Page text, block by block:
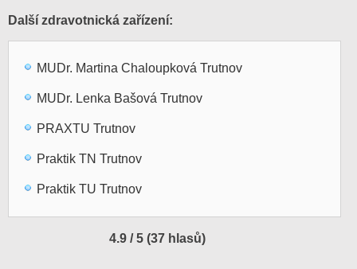
Další zdravotnická zařízení:
MUDr. Martina Chaloupková Trutnov
MUDr. Lenka Bašová Trutnov
PRAXTU Trutnov
Praktik TN Trutnov
Praktik TU Trutnov
4.9 / 5 (37 hlasů)